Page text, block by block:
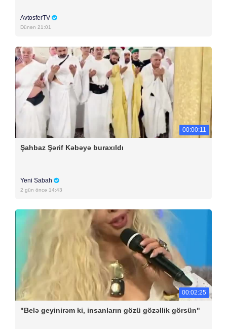
AvtosferTV
Dünən 21:01
00:00:11
Şahbaz Şərif Kəbəyə buraxıldı
Yeni Sabah
2 gün öncə 14:43
00:02:25
"Belə geyinirəm ki, insanların gözü gözəllik görsün"